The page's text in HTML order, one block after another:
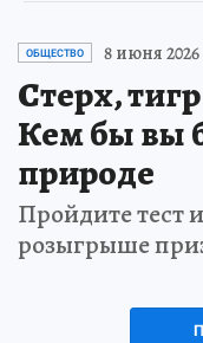
ОБЩЕСТВО 8 июня 2026
Стерх,
Кем бы вы
природе
Пройдите тест
розыгрыше